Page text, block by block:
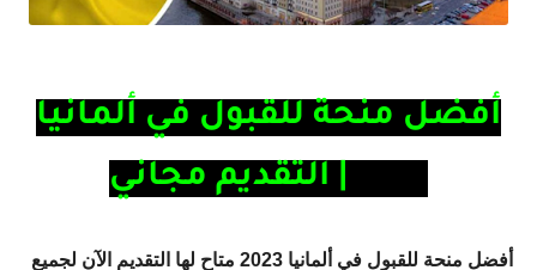
أفضل منحة للقبول في ألمانيا